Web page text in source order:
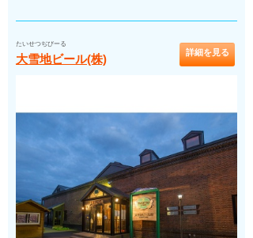
たいせつぢびーる
大雪地ビール(株) 詳細を見る